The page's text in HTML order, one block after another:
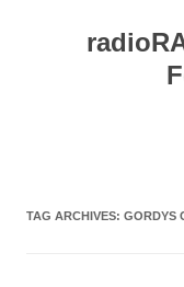
TAG ARCHIVES: GORDYS